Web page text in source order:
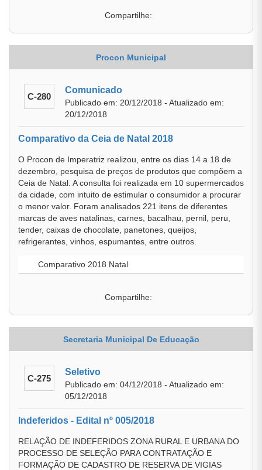
Compartilhe:
Procon Municipal
C-280
Comunicado
Publicado em: 20/12/2018 - Atualizado em:
20/12/2018
Comparativo da Ceia de Natal 2018
O Procon de Imperatriz realizou, entre os dias 14 a 18 de
dezembro, pesquisa de preços de produtos que compõem a
Ceia de Natal. A consulta foi realizada em 10 supermercados
da cidade, com intuito de estimular o consumidor a procurar
o menor valor. Foram analisados 221 itens de diferentes
marcas de aves natalinas, carnes, bacalhau, pernil, peru,
tender, caixas de chocolate, panetones, queijos,
refrigerantes, vinhos, espumantes, entre outros.
Comparativo 2018 Natal
Compartilhe:
Secretaria Municipal De Educação
C-275
Seletivo
Publicado em: 04/12/2018 - Atualizado em:
05/12/2018
Indeferidos - Edital nº 005/2018
RELAÇÃO DE INDEFERIDOS ZONA RURAL E URBANA DO
PROCESSO DE SELEÇÃO PARA CONTRATAÇÃO E
FORMAÇÃO DE CADASTRO DE RESERVA DE VIGIAS